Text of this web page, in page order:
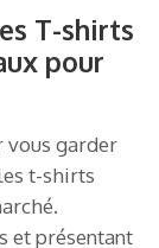
T-shirts
pour
vous garder
t-shirts
et présentant